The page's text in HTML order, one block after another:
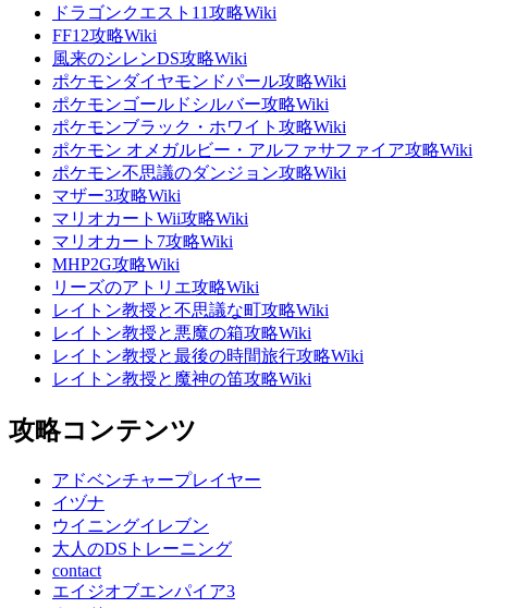
ドラゴンクエスト11攻略Wiki
FF12攻略Wiki
風来のシレンDS攻略Wiki
ポケモンダイヤモンドパール攻略Wiki
ポケモンゴールドシルバー攻略Wiki
ポケモンブラック・ホワイト攻略Wiki
ポケモン オメガルビー・アルファサファイア攻略Wiki
ポケモン不思議のダンジョン攻略Wiki
マザー3攻略Wiki
マリオカートWii攻略Wiki
マリオカート7攻略Wiki
MHP2G攻略Wiki
リーズのアトリエ攻略Wiki
レイトン教授と不思議な町攻略Wiki
レイトン教授と悪魔の箱攻略Wiki
レイトン教授と最後の時間旅行攻略Wiki
レイトン教授と魔神の笛攻略Wiki
攻略コンテンツ
アドベンチャープレイヤー
イヅナ
ウイニングイレブン
大人のDSトレーニング
contact
エイジオブエンパイア3